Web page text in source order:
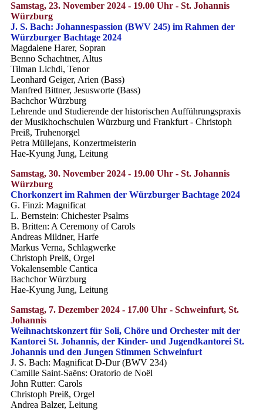
Samstag, 23. November 2024 - 19.00 Uhr - St. Johannis
Würzburg
J. S. Bach: Johannespassion (BWV 245) im Rahmen der
Würzburger Bachtage 2024
Magdalene Harer, Sopran
Benno Schachtner, Altus
Tilman Lichdi, Tenor
Leonhard Geiger, Arien (Bass)
Manfred Bittner, Jesusworte (Bass)
Bachchor Würzburg
Lehrende und Studierende der historischen Aufführungspraxis
der Musikhochschulen Würzburg und Frankfurt - Christoph
Preiß, Truhenorgel
Petra Müllejans, Konzertmeisterin
Hae-Kyung Jung, Leitung
Samstag, 30. November 2024 - 19.00 Uhr - St. Johannis
Würzburg
Chorkonzert im Rahmen der Würzburger Bachtage 2024
G. Finzi: Magnificat
L. Bernstein: Chichester Psalms
B. Britten: A Ceremony of Carols
Andreas Mildner, Harfe
Markus Verna, Schlagwerke
Christoph Preiß, Orgel
Vokalensemble Cantica
Bachchor Würzburg
Hae-Kyung Jung, Leitung
Samstag, 7. Dezember 2024 - 17.00 Uhr - Schweinfurt, St.
Johannis
Weihnachtskonzert für Soli, Chöre und Orchester mit der
Kantorei St. Johannis, der Kinder- und Jugendkantorei St.
Johannis und den Jungen Stimmen Schweinfurt
J. S. Bach: Magnificat D-Dur (BWV 234)
Camille Saint-Saëns: Oratorio de Noël
John Rutter: Carols
Christoph Preiß, Orgel
Andrea Balzer, Leitung